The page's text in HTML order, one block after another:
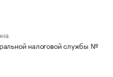
налоговой службы №